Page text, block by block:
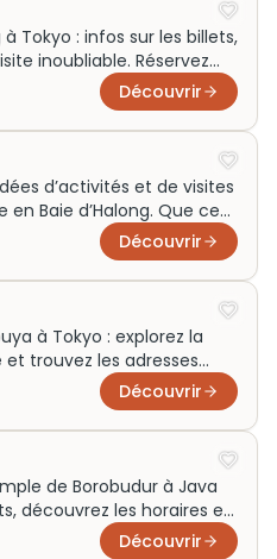
Tokyo : infos sur les billets,
inoubliable. Réservez
Découvrir
d’activités et de visites
Baie d’Halong. Que ce
le temps d’un week-end,
parmi les plus belles
paysages karstiques
Découvrir
à Tokyo : explorez la
trouvez les adresses
Découvrir
de Borobudur à Java
découvrez les horaires et
!
Découvrir